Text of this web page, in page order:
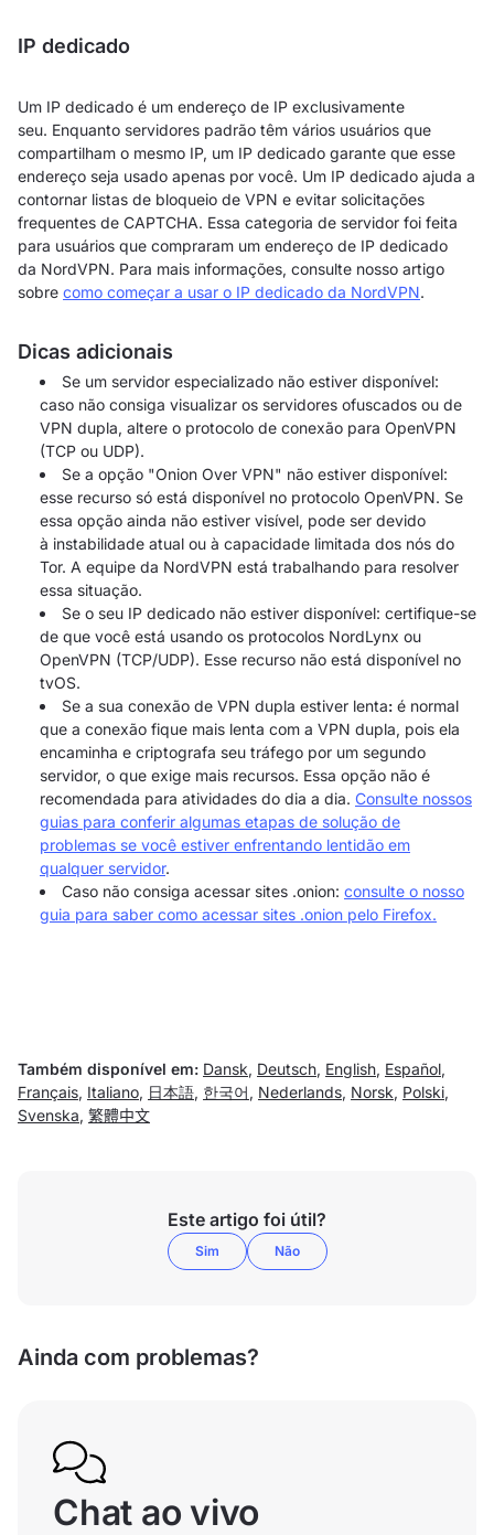
IP dedicado
Um IP dedicado é um endereço de IP exclusivamente
seu. Enquanto servidores padrão têm vários usuários que
compartilham o mesmo IP, um IP dedicado garante que esse
endereço seja usado apenas por você. Um IP dedicado ajuda a
contornar listas de bloqueio de VPN e evitar solicitações
frequentes de CAPTCHA. Essa categoria de servidor foi feita
para usuários que compraram um endereço de IP dedicado
da NordVPN. Para mais informações, consulte nosso artigo
sobre como começar a usar o IP dedicado da NordVPN.
Dicas adicionais
Se um servidor especializado não estiver disponível:
caso não consiga visualizar os servidores ofuscados ou de
VPN dupla, altere o protocolo de conexão para OpenVPN
(TCP ou UDP).
Se a opção "Onion Over VPN" não estiver disponível:
esse recurso só está disponível no protocolo OpenVPN. Se
essa opção ainda não estiver visível, pode ser devido
à instabilidade atual ou à capacidade limitada dos nós do
Tor. A equipe da NordVPN está trabalhando para resolver
essa situação.
Se o seu IP dedicado não estiver disponível: certifique-se
de que você está usando os protocolos NordLynx ou
OpenVPN (TCP/UDP). Esse recurso não está disponível no
tvOS.
Se a sua conexão de VPN dupla estiver lenta: é normal
que a conexão fique mais lenta com a VPN dupla, pois ela
encaminha e criptografa seu tráfego por um segundo
servidor, o que exige mais recursos. Essa opção não é
recomendada para atividades do dia a dia. Consulte nossos
guias para conferir algumas etapas de solução de
problemas se você estiver enfrentando lentidão em
qualquer servidor.
Caso não consiga acessar sites .onion: consulte o nosso
guia para saber como acessar sites .onion pelo Firefox.
Também disponível em: Dansk, Deutsch, English, Español,
Français, Italiano, 日本語, 한국어 , Nederlands, Norsk, Polski,
Svenska, 繁體中文
Este artigo foi útil?
Sim Não
Ainda com problemas?
Chat ao vivo